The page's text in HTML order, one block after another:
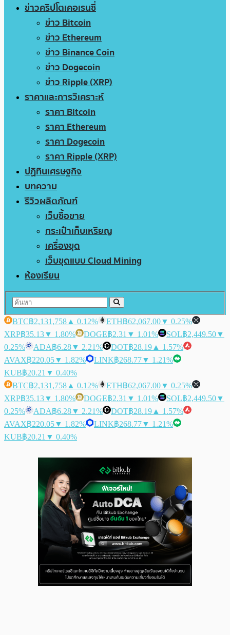
ข่าวคริปโตเคอเรนซี่
ข่าว Bitcoin
ข่าว Ethereum
ข่าว Binance Coin
ข่าว Dogecoin
ข่าว Ripple (XRP)
ราคาและการวิเคราะห์
ราคา Bitcoin
ราคา Ethereum
ราคา Dogecoin
ราคา Ripple (XRP)
ปฏิทินเศรษฐกิจ
บทความ
รีวิวผลิตภัณฑ์
เว็บซื้อขาย
กระเป๋าเก็บเหรียญ
เครื่องขุด
เว็บขุดแบบ Cloud Mining
ห้องเรียน
BTC฿2,131,758 ▲ 0.12% ETH฿62,067.00▼ 0.25%
XRP฿35.13▼ 1.80% DOGE฿2.31 ▼ 1.01% SOL฿2,449.50▼
0.25%
ADA฿6.28▼ 2.21% DOT฿28.19 ▲ 1.57%
AVAX฿220.05▼ 1.82% LINK฿268.77▼ 1.21%
KUB฿20.21 ▼ 0.40%
BTC฿2,131,758 ▲ 0.12% ETH฿62,067.00▼ 0.25%
XRP฿35.13▼ 1.80% DOGE฿2.31 ▼ 1.01% SOL฿2,449.50▼
0.25%
ADA฿6.28▼ 2.21% DOT฿28.19 ▲ 1.57%
AVAX฿220.05▼ 1.82% LINK฿268.77▼ 1.21%
KUB฿20.21 ▼ 0.40%